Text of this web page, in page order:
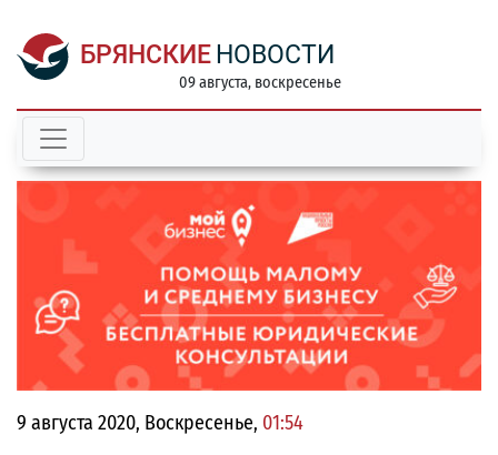
БРЯНСКИЕ НОВОСТИ
09 августа, воскресенье
9 августа 2020, Воскресенье, 01:54